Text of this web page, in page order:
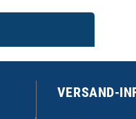
VERSAND-